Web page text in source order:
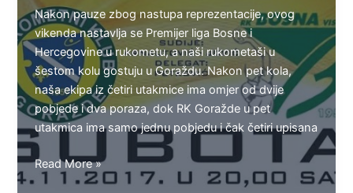
Nakon pauze zbog nastupa reprezentacije, ovog
vikenda nastavlja se Premijer liga Bosne i
Hercegovine u rukometu, a naši rukometaši u
šestom kolu gostuju u Goraždu. Nakon pet kola,
naša ekipa iz četiri utakmice ima omjer od dvije
pobjede i dva poraza, dok RK Goražde u pet
utakmica ima samo jednu pobjedu i čak četiri upisana
Ovog
vikenda
Read More »